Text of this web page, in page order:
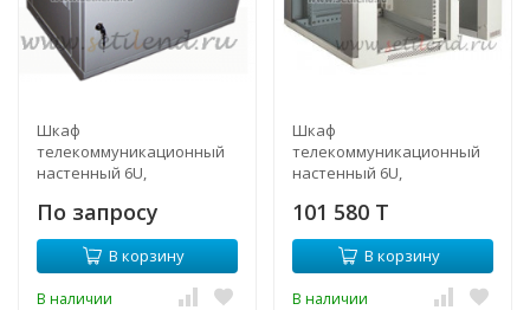
Шкаф
телекоммуникационный
настенный 6U,
(металлическая дверь)
По запросу
В корзину
В наличии
Шкаф
телекоммуникационный
настенный 6U,
двухсекционный
101 580 T
В корзину
В наличии